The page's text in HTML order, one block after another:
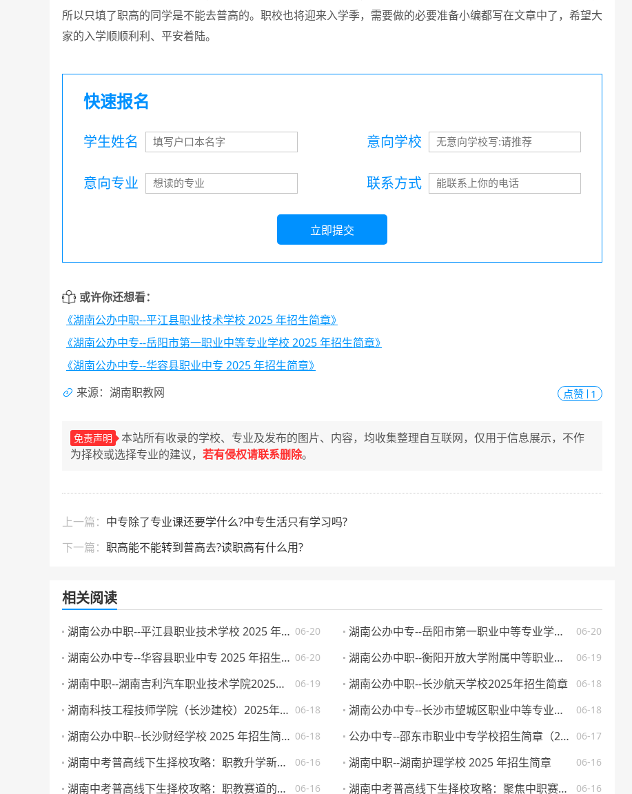
所以只填了职高的同学是不能去普高的。职校也将迎来入学季，需要做的必要准备小编都写在文章中了，希望大
家的入学顺顺利利、平安着陆。
快速报名
学生姓名 意向学校
意向专业 联系方式
立即提交
或许你还想看：
《湖南公办中职--平江县职业技术学校 2025 年招生简章》
《湖南公办中专--岳阳市第一职业中等专业学校 2025 年招生简章》
《湖南公办中专--华容县职业中专 2025 年招生简章》
来源：湖南职教网
点赞 1
免责声明
本站所有收录的学校、专业及发布的图片、内容，均收集整理自互联网，仅用于信息展示，不作
为择校或选择专业的建议， 若有侵权请联系删除。
上一篇： 中专除了专业课还要学什么?中专生活只有学习吗?
下一篇： 职高能不能转到普高去?读职高有什么用?
相关阅读
06-20
湖南公办中职--平江县职业技术学校 2025 年招生简章 06-20
湖南公办中专--岳阳市第一职业中等专业学校 2025 年招生简章
06-20
湖南公办中专--华容县职业中专 2025 年招生简章 06-19
湖南公办中职--衡阳开放大学附属中等职业学校 2025 年招生简章
06-19
湖南中职--湖南吉利汽车职业技术学院2025年普通高校招生章程 06-18
湖南公办中职--长沙航天学校2025年招生简章
06-18
湖南科技工程技师学院（长沙建校）2025年招生简章 06-18
湖南公办中专--长沙市望城区职业中等专业学校 2025 年招生简章
06-18
湖南公办中职--长沙财经学校 2025 年招生简章 06-17
公办中专--邵东市职业中专学校招生简章（2025 年）
06-16
湖南中考普高线下生择校攻略：职教升学新路径与热门院校解析 06-16
湖南中职--湖南护理学校 2025 年招生简章
06-16
湖南中考普高线下生择校攻略：职教赛道的「楚怡」机遇与突围路径 06-16
湖南中考普高线下生择校攻略：聚焦中职赛道，抢占升学就业先机